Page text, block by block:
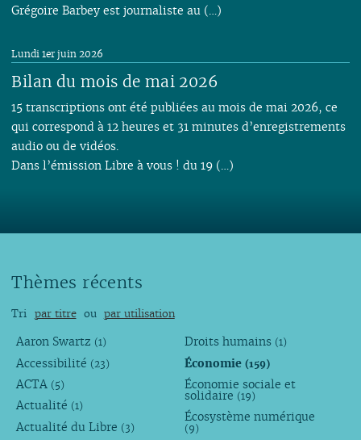
Grégoire Barbey est journaliste au (…)
Bilan du mois de mai 2026
Lundi 1er juin 2026
15 transcriptions ont été publiées au mois de mai 2026, ce
qui correspond à 12 heures et 31 minutes d’enregistrements
audio ou de vidéos.
Dans l’émission Libre à vous ! du 19 (…)
Thèmes récents
Tri par titre ou par utilisation
Aaron Swartz (1)
Accessibilité (23)
ACTA (5)
Actualité (1)
Actualité du Libre (3)
Droits humains (1)
Économie(159)
Économie sociale et
solidaire (19)
Écosystème numérique
(9)